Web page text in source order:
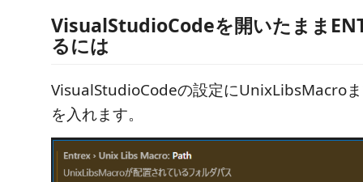
VisualStudioCodeを開いたまま
るには
VisualStudioCodeの設定にUnixLibsMacro
を入れます。